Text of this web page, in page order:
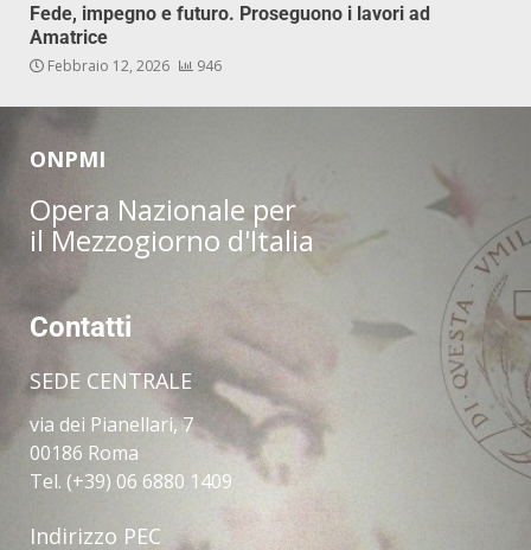
Fede, impegno e futuro. Proseguono i lavori ad
Amatrice
Febbraio 12, 2026 946
ONPMI
Opera Nazionale per
il Mezzogiorno d'Italia
Contatti
SEDE CENTRALE
via dei Pianellari, 7
00186 Roma
Tel. (+39) 06 6880 1409
Indirizzo PEC